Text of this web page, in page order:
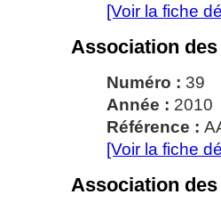
[Voir la fiche
Association
Numéro : 39
Année : 2010
Référence :
[Voir la fiche
Association